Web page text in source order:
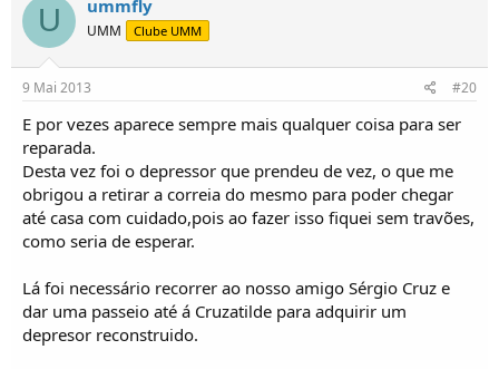
U ummfly
UMM Clube UMM
9 Mai 2013 #20
E por vezes aparece sempre mais qualquer coisa para ser
reparada.
Desta vez foi o depressor que prendeu de vez, o que me
obrigou a retirar a correia do mesmo para poder chegar
até casa com cuidado,pois ao fazer isso fiquei sem travões,
como seria de esperar.
Lá foi necessário recorrer ao nosso amigo Sérgio Cruz e
dar uma passeio até á Cruzatilde para adquirir um
depresor reconstruido.